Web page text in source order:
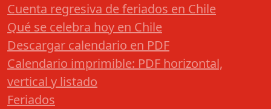
Cuenta regresiva de feriados en Chile
Qué se celebra hoy en Chile
Descargar calendario en PDF
Calendario imprimible: PDF horizontal,
vertical y listado
Feriados